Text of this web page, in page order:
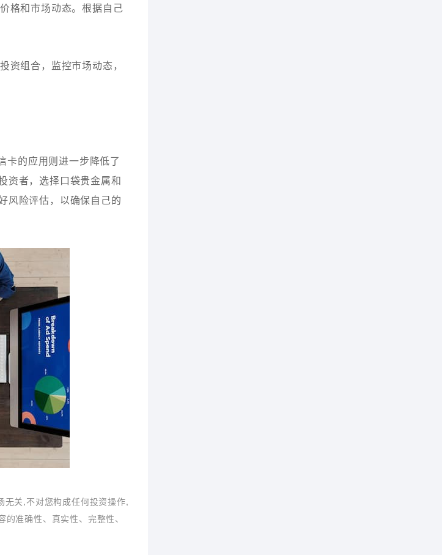
格和市场动态。根据自己
资组合，监控市场动态，
卡的应用则进一步降低了
资者，选择口袋贵金属和
风险评估，以确保自己的
关,不对您构成任何投资操作,
准确性、真实性、完整性、